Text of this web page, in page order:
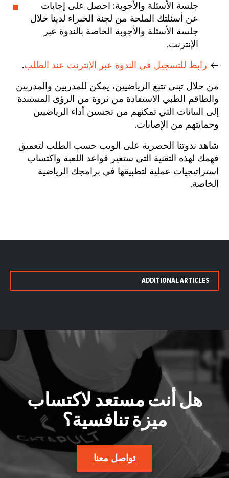
جلسة الأسئلة والأجوبة: احصل على إجابات
عن أسئلتك الملحة من لجنة الخبراء لدينا خلال
جلسة الأسئلة والأجوبة الخاصة بالندوة عبر
الإنترنت.
← رابط للتسجيل في الندوة عبر الإنترنت عند الطلب.
من خلال تبني تتبع الرياضيين، يمكن للمدربين والمدربين
والطاقم الطبي الاستفادة من ثروة من الرؤى المستندة
إلى البيانات التي تمكنهم من تحسين أداء الرياضيين
وحمايتهم من الإصابات.
شاهد ندوتنا الحصرية على الويب حسب الطلب لتعميق
فهمك لهذه التقنية التي ستغير قواعد اللعبة واكتساب
استراتيجيات عملية لتطبيقها في برامجك الرياضية
الخاصة.
ADDITIONAL ARTICLES
هل أنت مستعد لاكتساب
ميزة تنافسية؟
تواصل معنا